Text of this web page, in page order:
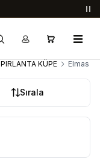
PIRLANTA KÜPE Elmas
Sırala